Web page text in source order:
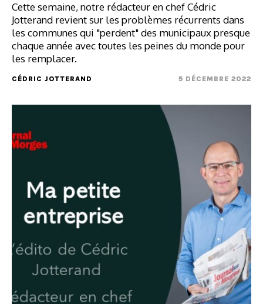
Cette semaine, notre rédacteur en chef Cédric
Jotterand revient sur les problèmes récurrents dans
les communes qui "perdent" des municipaux presque
chaque année avec toutes les peines du monde pour
les remplacer.
CÉDRIC JOTTERAND 5 DÉCEMBRE 2022